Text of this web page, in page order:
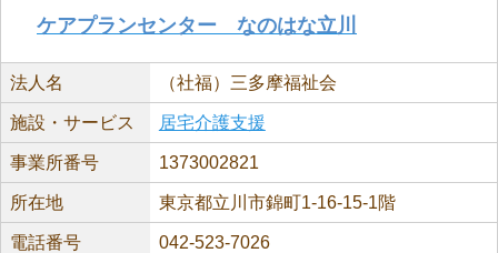
ケアプランセンター なのはな立川
法人名 （社福）三多摩福祉会
施設・サービス 居宅介護支援
事業所番号 1373002821
所在地 東京都立川市錦町1-16-15-1階
電話番号 042-523-7026